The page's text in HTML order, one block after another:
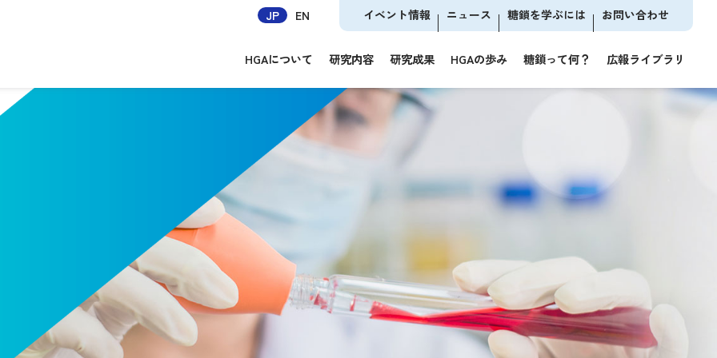
HGAについて 研究内容 研究成果 HGAの歩み 糖鎖って何？ 広報ライブラリ
イベント情報 ニュース 糖鎖を学ぶには お問い合わせ
JP EN